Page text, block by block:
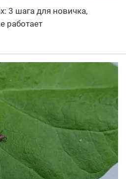
3 шага для новичка,
работает